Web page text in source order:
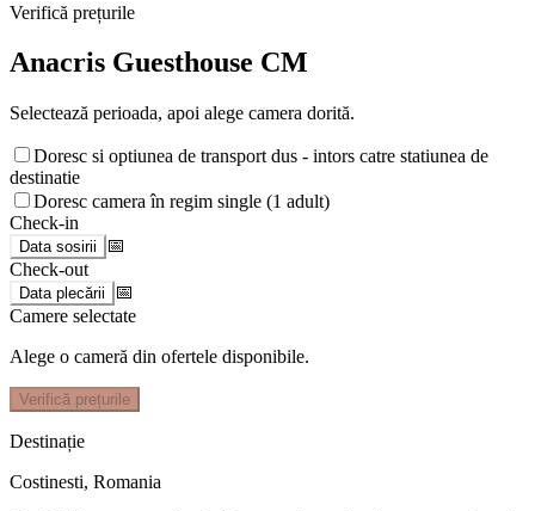
Verifică prețurile
Anacris Guesthouse CM
Selectează perioada, apoi alege camera dorită.
Doresc si optiunea de transport dus - intors catre statiunea de
destinatie
Doresc camera în regim single (1 adult)
Check-in
Data sosirii
📅
Check-out
Data plecării
📅
Camere selectate
Alege o cameră din ofertele disponibile.
Verifică prețurile
Destinație
Costinesti, Romania